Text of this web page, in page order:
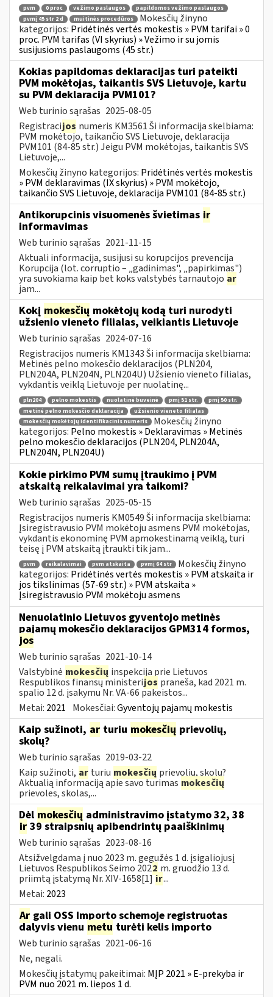
pvm 0 proc vežimo paslaugos
papildomos vežimo paslaugos
pvmį 45 str 2 d
muitinės procedūros
Mokesčių žinyno
kategorijos: Pridėtinės vertės mokestis » PVM tarifai » 0
proc. PVM tarifas (VI skyrius) » Vežimo ir su jomis
susijusioms paslaugoms (45 str.)
Kokias papildomas deklaracijas turi pateikti
PVM mokėtojas, taikantis SVS Lietuvoje, kartu
su PVM deklaracija PVM101?
Web turinio sąrašas 2025-08-05
Registracijos numeris KM3561 Ši informacija skelbiama:
PVM mokėtojo, taikančio SVS Lietuvoje, deklaracija
PVM101 (84-85 str.) Jeigu PVM mokėtojas, taikantis SVS
Lietuvoje,...
Mokesčių žinyno kategorijos: Pridėtinės vertės mokestis
» PVM deklaravimas (IX skyrius) » PVM mokėtojo,
taikančio SVS Lietuvoje, deklaracija PVM101 (84-85 str.)
Antikorupcinis visuomenės švietimas ir
informavimas
Web turinio sąrašas 2021-11-15
Aktuali informacija, susijusi su korupcijos prevencija
Korupcija (lot. corruptio – „gadinimas", „papirkimas")
yra suvokiama kaip bet koks valstybės tarnautojo ar
jam...
Kokį mokesčių mokėtojų kodą turi nurodyti
užsienio vieneto filialas, veikiantis Lietuvoje
Web turinio sąrašas 2024-07-16
Registracijos numeris KM1343 Ši informacija skelbiama:
Metinės pelno mokesčio deklaracijos (PLN204,
PLN204A, PLN204N, PLN204U) Užsienio vieneto filialas,
vykdantis veiklą Lietuvoje per nuolatinę...
pln204 pelno mokestis nuolatinė buveinė pmį 51 str.
pmį 50 str.
metinė pelno mokesčio deklaracija
užsienio vieneto filialas
mokesčių mokėtojų identifikacinis numeris
Mokesčių žinyno
kategorijos: Pelno mokestis » Deklaravimas » Metinės
pelno mokesčio deklaracijos (PLN204, PLN204A,
PLN204N, PLN204U)
Kokie pirkimo PVM sumų įtraukimo į PVM
atskaitą reikalavimai yra taikomi?
Web turinio sąrašas 2025-05-15
Registracijos numeris KM0549 Ši informacija skelbiama:
Įsiregistravusio PVM mokėtoju asmens PVM mokėtojas,
vykdantis ekonominę PVM apmokestinamą veiklą, turi
teisę į PVM atskaitą įtraukti tik jam...
pvm reikalavimai pvm atskaita pvmį 64 str
Mokesčių žinyno
kategorijos: Pridėtinės vertės mokestis » PVM atskaita ir
jos tikslinimas (57-69 str.) » PVM atskaita »
Įsiregistravusio PVM mokėtoju asmens
Nenuolatinio Lietuvos gyventojo metinės
pajamų mokesčio deklaracijos GPM314 formos,
jos
Web turinio sąrašas 2021-10-14
Valstybinė mokesčių inspekcija prie Lietuvos
Respublikos finansų ministerijos praneša, kad 2021 m.
spalio 12 d. įsakymu Nr. VA-66 pakeistos...
Metai: 2021 Mokesčiai:Gyventojų pajamų mokestis
Kaip sužinoti, ar turiu mokesčių prievolių,
skolų?
Web turinio sąrašas 2019-03-22
Kaip sužinoti, ar turiu mokesčių prievolių, skolų?
Aktualią informaciją apie savo turimas mokesčių
prievoles, skolas,...
Dėl mokesčių administravimo įstatymo 32, 38
ir 39 straipsnių apibendrintų paaiškinimų
Web turinio sąrašas 2023-08-16
Atsižvelgdama į nuo 2023 m. gegužės 1 d. įsigaliojusį
Lietuvos Respublikos Seimo 2022 m. gruodžio 13 d.
priimtą įstatymą Nr. XIV-1658[1]ir...
Metai: 2023
Ar gali OSS Importo schemoje registruotas
dalyvis vienu metu turėti kelis importo
Web turinio sąrašas 2021-06-16
Ne, negali.
Mokesčių įstatymų pakeitimai: MĮP 2021 » E-prekyba ir
PVM nuo 2021 m. liepos 1 d.